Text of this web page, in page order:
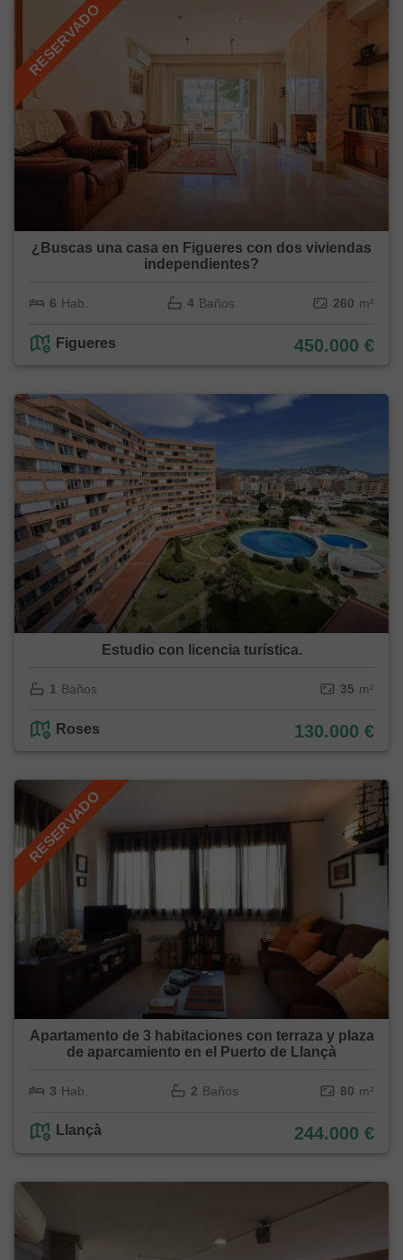
RESERVADO
¿Buscas una casa en Figueres con dos viviendas
independientes?
6 Hab. 4 Baños 260 m²
Figueres 450.000 €
Estudio con licencia turística.
1 Baños 35 m²
Roses 130.000 €
RESERVADO
Apartamento de 3 habitaciones con terraza y plaza
de aparcamiento en el Puerto de Llançà
3 Hab. 2 Baños 80 m²
Llançà 244.000 €